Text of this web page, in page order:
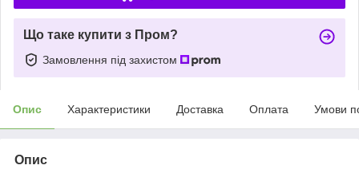
Що таке купити з Пром?
Замовлення під захистом
Опис Характеристики Доставка Оплата Умови
Опис